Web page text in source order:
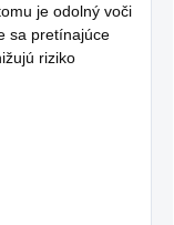
je odolný voči
sa pretínajúce
riziko